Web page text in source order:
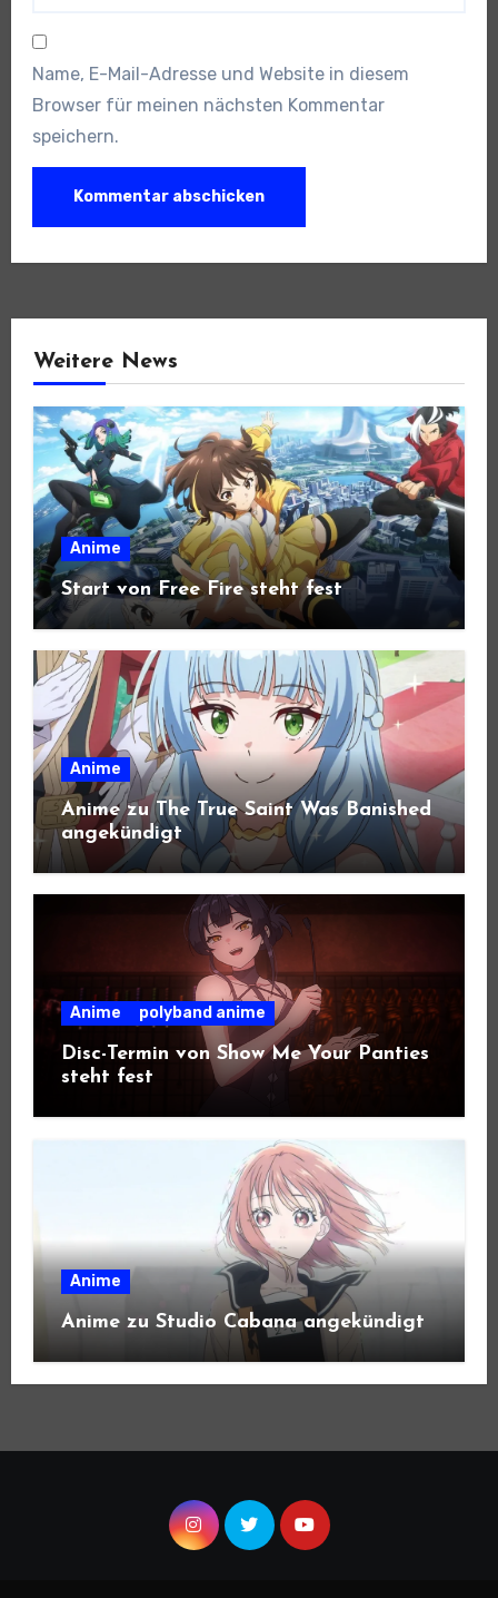
Name, E-Mail-Adresse und Website in diesem
Browser für meinen nächsten Kommentar
speichern.
Weitere News
Anime
Start von Free Fire steht fest
Anime
Anime zu The True Saint Was Banished
angekündigt
Anime polyband anime
Disc-Termin von Show Me Your Panties
steht fest
Anime
Anime zu Studio Cabana angekündigt